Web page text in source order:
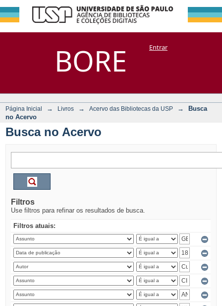
BORE
Busca no Acervo
DSpace/Manakin + CoriscoEntrar
Página Inicial → Livros → Acervo das Bibliotecas da USP →
Busca
no Acervo
Busca no Acervo
Filtros
Use filtros para refinar os resultados de busca.
Filtros atuais: